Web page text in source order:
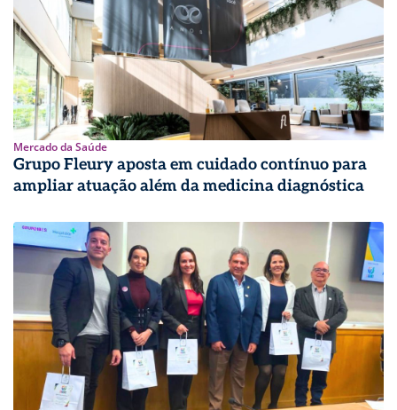
Mercado da Saúde
Grupo Fleury aposta em cuidado contínuo para
ampliar atuação além da medicina diagnóstica